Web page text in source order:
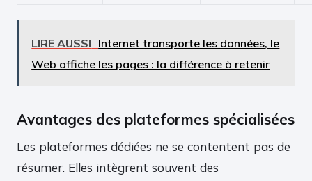
LIRE AUSSI Internet transporte les données, le
Web affiche les pages : la différence à retenir
Avantages des plateformes spécialisées
Les plateformes dédiées ne se contentent pas de
résumer. Elles intègrent souvent des